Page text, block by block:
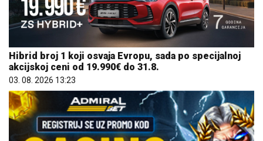
Hibrid broj 1 koji osvaja Evropu, sada po specijalnoj
akcijskoj ceni od 19.990€ do 31.8.
03. 08. 2026 13:23